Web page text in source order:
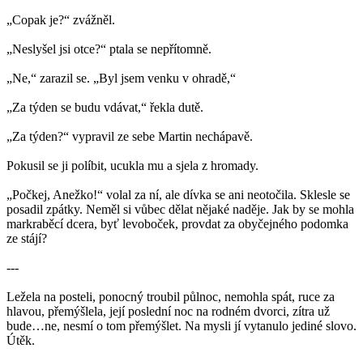
„Copak je?“ zvážněl.
„Neslyšel jsi otce?“ ptala se nepřítomně.
„Ne,“ zarazil se. „Byl jsem venku v ohradě,“
„Za týden se budu vdávat,“ řekla dutě.
„Za týden?“ vypravil ze sebe Martin nechápavě.
Pokusil se ji políbit, ucukla mu a sjela z hromady.
„Počkej, Anežko!“ volal za ní, ale dívka se ani neotočila. Sklesle se
posadil zpátky. Neměl si vůbec dělat nějaké naděje. Jak by se mohla
markraběcí dcera, byť levoboček, provdat za obyčejného podomka
ze stájí?
---
Ležela na posteli, ponocný troubil půlnoc, nemohla spát, ruce za
hlavou, přemýšlela, její poslední noc na rodném dvorci, zítra už
bude…ne, nesmí o tom přemýšlet. Na mysli jí vytanulo jediné slovo.
Útěk.